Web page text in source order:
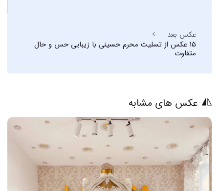
عکس بعد
15 عکس از تسلیت محرم حسینی با زیبایی حس و حال
متفاوت
عکس های مشابه